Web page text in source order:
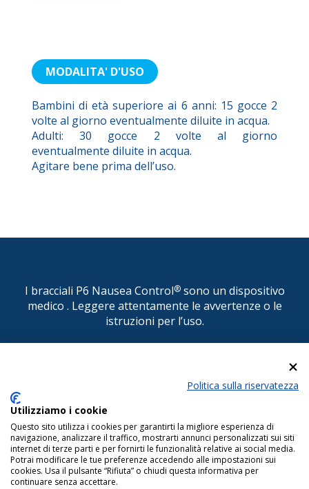
MODALITA' D'USO
Bambini di età superiore ai 6 anni: 15 gocce 2
volte al giorno eventualmente diluite in acqua.
Adulti: 30 gocce 2 volte al giorno
eventualmente diluite in acqua.
Agitare bene prima dell’uso.
I bracciali P6 Nausea Control®sono un dispositivo
medico . Leggere attentamente le avvertenze o le
istruzioni per l’uso.
DISTRIBUITO IN ITALIA DA CONSULTEAM s.r.l. Via
Pasquale Paoli, 1 - 22100 COMO - Tel.
031.525522/525510 - Fax 031.525484 - E-mail:
info@consulteamsas.com
Reg. Imp. di Como - Cod. Fisc. e P. IVA 01063510406 Capitale Sociale
€.50.000 i.v.
Copyright © 2022 www.p6nauseacontrol.com Tutti i diritti riservati.
Politica sulla riservatezza
Utilizziamo i cookie
Questo sito utilizza i cookies per garantirti la migliore esperienza di
navigazione, analizzare il traffico, mostrarti annunci personalizzati sui siti
internet di terze parti e per fornirti le funzionalità relative ai social media.
Potrai modificare le tue preferenze accedendo alle impostazioni sui
cookies. Usa il pulsante “Rifiuta” o chiudi questa informativa per
continuare senza accettare.